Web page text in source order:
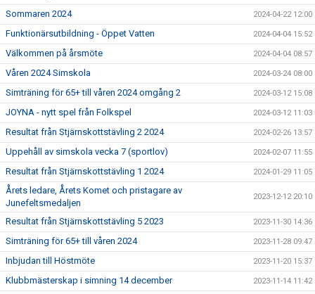
Sommaren 2024 2024-04-22 12:00
Funktionärsutbildning - Öppet Vatten 2024-04-04 15:52
Välkommen på årsmöte 2024-04-04 08:57
Våren 2024 Simskola 2024-03-24 08:00
Simträning för 65+ till våren 2024 omgång 2 2024-03-12 15:08
JOYNA - nytt spel från Folkspel 2024-03-12 11:03
Resultat från Stjärnskottstävling 2 2024 2024-02-26 13:57
Uppehåll av simskola vecka 7 (sportlov) 2024-02-07 11:55
Resultat från Stjärnskottstävling 1 2024 2024-01-29 11:05
Årets ledare, Årets Komet och pristagare av
Junefeltsmedaljen
2023-12-12 20:10
Resultat från Stjärnskottstävling 5 2023 2023-11-30 14:36
Simträning för 65+ till våren 2024 2023-11-28 09:47
Inbjudan till Höstmöte 2023-11-20 15:37
Klubbmästerskap i simning 14 december 2023-11-14 11:42